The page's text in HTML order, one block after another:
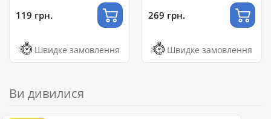
119 грн.
Швидке замовлення
269 грн.
Швидке замовлення
Ви дивилися